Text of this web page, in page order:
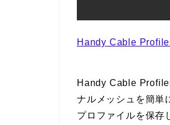
Handy Cable
Handy Cable
ナルメッシュを簡単
プロファイルを保存